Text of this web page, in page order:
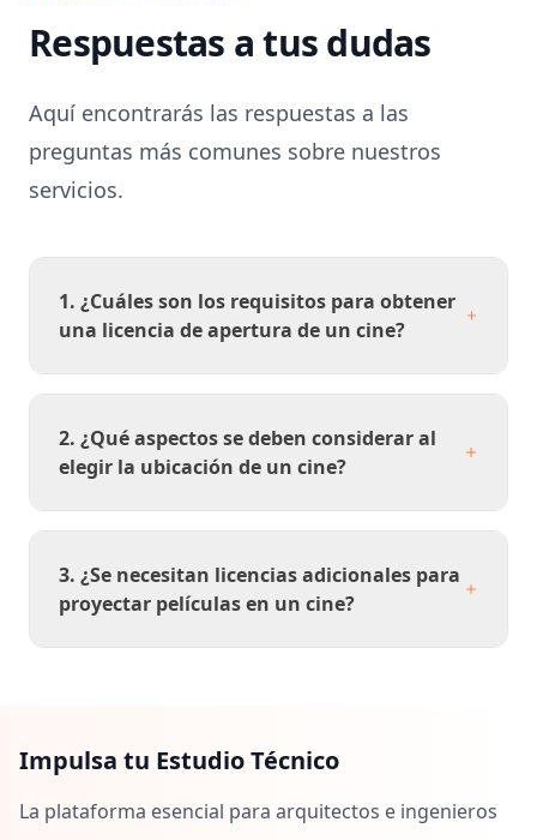
Respuestas a tus dudas
Aquí encontrarás las respuestas a las
preguntas más comunes sobre nuestros
servicios.
1. ¿Cuáles son los requisitos para obtener
una licencia de apertura de un cine?
2. ¿Qué aspectos se deben considerar al
elegir la ubicación de un cine?
3. ¿Se necesitan licencias adicionales para
proyectar películas en un cine?
Impulsa tu Estudio Técnico
La plataforma esencial para arquitectos e ingenieros